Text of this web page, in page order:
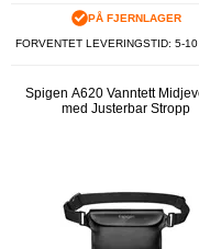
PÅ FJERNLAGER
FORVENTET LEVERINGSTID: 5-
Spigen A620 Vanntett
med Justerbar Stropp